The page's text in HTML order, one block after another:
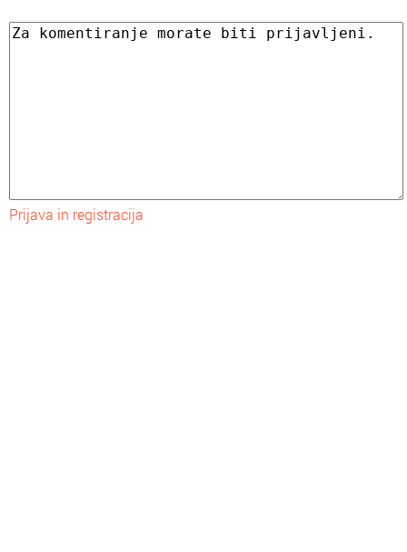
Prijava in registracija